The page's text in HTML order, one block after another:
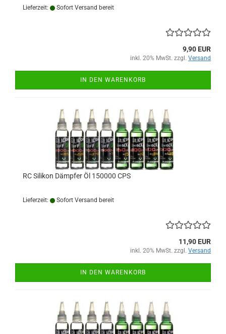
Lieferzeit: Sofort Versand bereit
9,90 EUR
inkl. 20% MwSt. zzgl. Versand
IN DEN WARENKORB
RC Silikon Dämpfer Öl 150000 CPS
Lieferzeit: Sofort Versand bereit
11,90 EUR
inkl. 20% MwSt. zzgl. Versand
IN DEN WARENKORB